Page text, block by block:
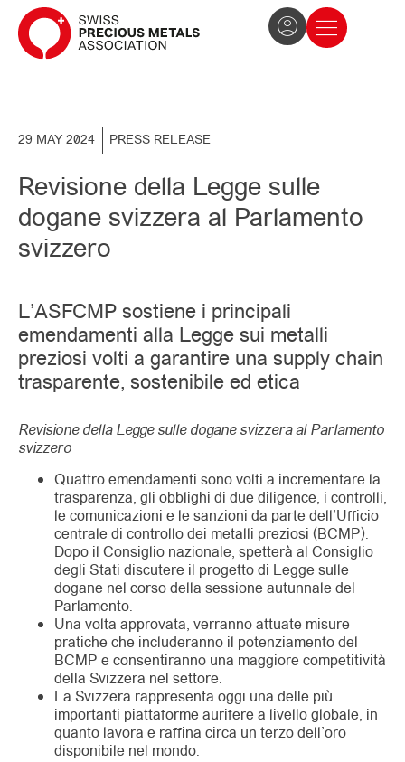
29 MAY 2024 PRESS RELEASE
Revisione della Legge sulle
dogane svizzera al Parlamento
svizzero
L’ASFCMP sostiene i principali
emendamenti alla Legge sui metalli
preziosi volti a garantire una supply chain
trasparente, sostenibile ed etica
Revisione della Legge sulle dogane svizzera al Parlamento
svizzero
Quattro emendamenti sono volti a incrementare la
trasparenza, gli obblighi di due diligence, i controlli,
le comunicazioni e le sanzioni da parte dell’Ufficio
centrale di controllo dei metalli preziosi (BCMP).
Dopo il Consiglio nazionale, spetterà al Consiglio
degli Stati discutere il progetto di Legge sulle
dogane nel corso della sessione autunnale del
Parlamento.
Una volta approvata, verranno attuate misure
pratiche che includeranno il potenziamento del
BCMP e consentiranno una maggiore competitività
della Svizzera nel settore.
La Svizzera rappresenta oggi una delle più
importanti piattaforme aurifere a livello globale, in
quanto lavora e raffina circa un terzo dell’oro
disponibile nel mondo.